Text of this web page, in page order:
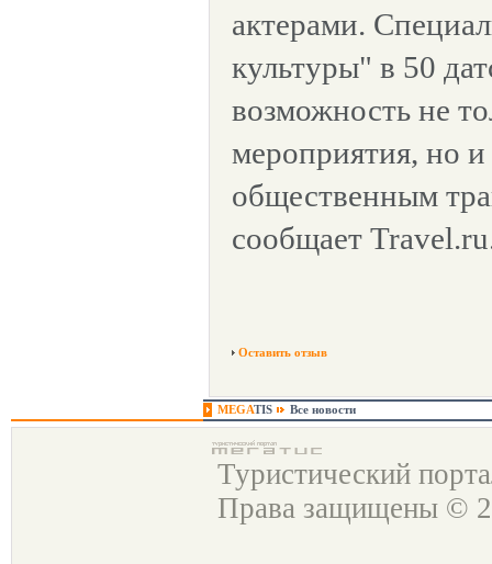
актерами.
культуры" в 50
возможность не
мероприятия, но и
общественным
сообщает
Оставить отзыв
MEGATIS Все новости
Туристический
Права защищены ©